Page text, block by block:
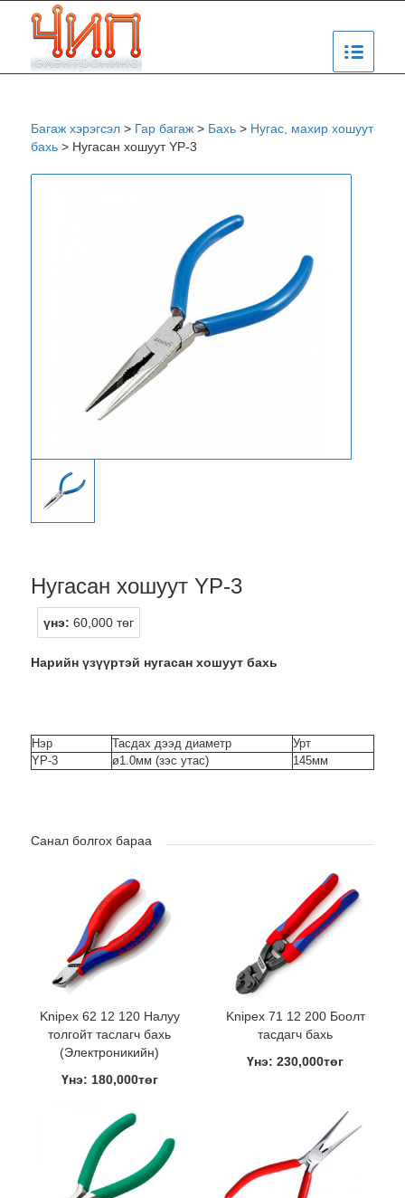
Багаж хэрэгсэл> Гар багаж> Бахь> Нугас, махир хошуут
бахь> Нугасан хошуут YP-3
Нугасан хошуут YP-3
үнэ: 60,000 төг
Нарийн үзүүртэй нугасан хошуут бахь
Нэр Тасдах дээд диаметр
Урт
YP-3
ø1.0мм (зэс утас) 145мм
Санал болгох бараа
Knipex 62 12 120 Налуу
толгойт таслагч бахь
(Электроникийн)
Үнэ: 180,000төг
Knipex 71 12 200 Боолт
тасдагч бахь
Үнэ: 230,000төг